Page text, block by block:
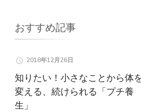
ー
シ
ョ
ン
おすすめ記事
2018年12月26日
知りたい！小さなことから体
変える、続けられる「プチ養
生」